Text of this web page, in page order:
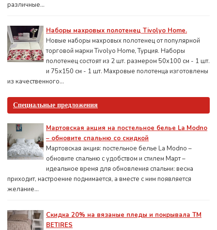
различные...
Наборы махровых полотенец Tivolyo Home.
Новые наборы махровых полотенец от популярной
торговой марки Tivolyo Home, Турция. Наборы
полотенец состоят из 2 шт. размером 50x100 см - 1 шт.
и 75х150 см - 1 шт. Махровые полотенца изготовлены
из качественного...
Специальные предложения
Мартовская акция на постельное белье La Modno
– обновите спальню со скидкой
Мартовская акция: постельное белье La Modno –
обновите спальню с удобством и стилем Март –
идеальное время для обновления спальни: весна
приходит, настроение поднимается, а вместе с ним появляется
желание...
Скидка 20% на вязаные пледы и покрывала ТМ
BETIRES